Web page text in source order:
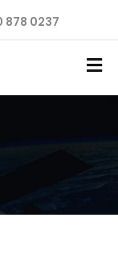
878 0237